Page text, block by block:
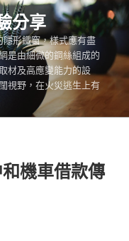
分享
形鐵窗，樣式應有盡
是由細微的鋼絲組成的
材及高應變能力的設
視野，在火災逃生上有
機車借款傳